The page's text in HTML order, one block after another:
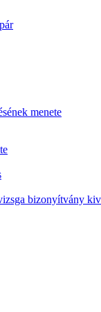
menete
bizonyítvány